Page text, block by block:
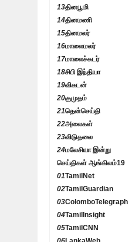
13தினபூமி
14தினமணி
15தினமலர்
16மாலைமலர்
17மாலைச்சுடர்
18சிபி இந்தியா
19விகடன்
20குமுதம்
21தென்செய்தி
22அலைகள்
23விடுதலை
24மலேசியா இன்று
செய்திகள் ஆங்கிலம்19
01TamilNet
02TamilGuardian
03ColomboTelegraph
04TamilInsight
05TamilCNN